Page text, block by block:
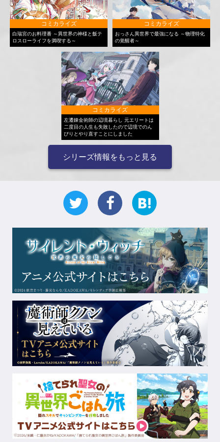
コミカライズ
白瑞宮のお料理番 ～異世界の神様と飯テ
ロスローライフを満喫する～
コミカライズ
おっさん異世界で最強になる ～物理特化
の覚醒者～
コミカライズ
左遷錬金術師の辺境暮らし 元エリートは
二度目の人生も失敗したので辺境でのん
びりとやり直すことにしました
シリーズ情報をもっと見る